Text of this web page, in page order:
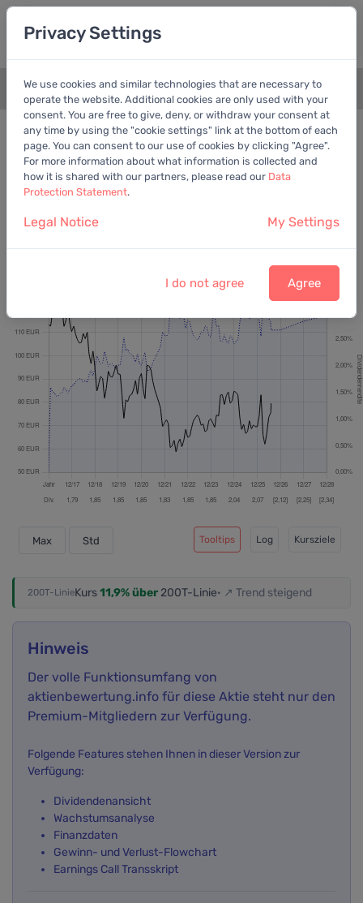
+
Bewertungschart Dividende
Empfohlen: Ber. Gewinn
Henkel AG & Co. KGaA
Letzter Kurs:79,54 EURvom6.8.2026
Max Std Tooltips Log Kursziele
200T-LinieKurs11,9% über200T-Linie· ↗ Trend steigend
Hinweis
Der volle Funktionsumfang von
aktienbewertung.info für diese Aktie steht nur den
Premium-Mitgliedern zur Verfügung.
Folgende Features stehen Ihnen in dieser Version zur
Verfügung:
Dividendenansicht
Wachstumsanalyse
Finanzdaten
Gewinn- und Verlust-Flowchart
Earnings Call Transskript
Privacy Settings
We use cookies and similar technologies that are necessary to
operate the website. Additional cookies are only used with your
consent. You are free to give, deny, or withdraw your consent at
any time by using the "cookie settings" link at the bottom of each
page. You can consent to our use of cookies by clicking "Agree".
For more information about what information is collected and
how it is shared with our partners, please read our Data
Protection Statement.
Legal Notice My Settings
I do not agree Agree